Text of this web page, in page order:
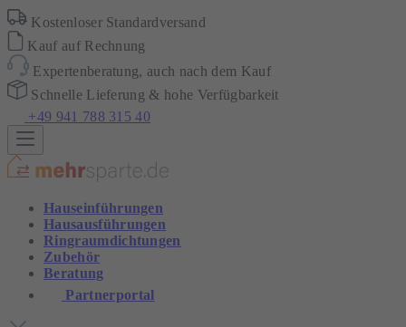
Kostenloser Standardversand
Kauf auf Rechnung
Expertenberatung, auch nach dem Kauf
Schnelle Lieferung & hohe Verfügbarkeit
+49 941 788 315 40
Hauseinführungen
Hausausführungen
Ringraumdichtungen
Zubehör
Beratung
Partnerportal